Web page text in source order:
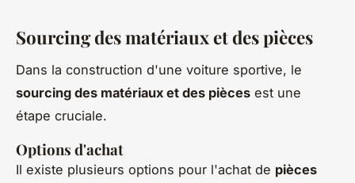
Sourcing des matériaux et des pièces
Dans la construction d'une voiture sportive, le
sourcing des matériaux et des pièces est une
étape cruciale.
Options d'achat
Il existe plusieurs options pour l'achat de pièces